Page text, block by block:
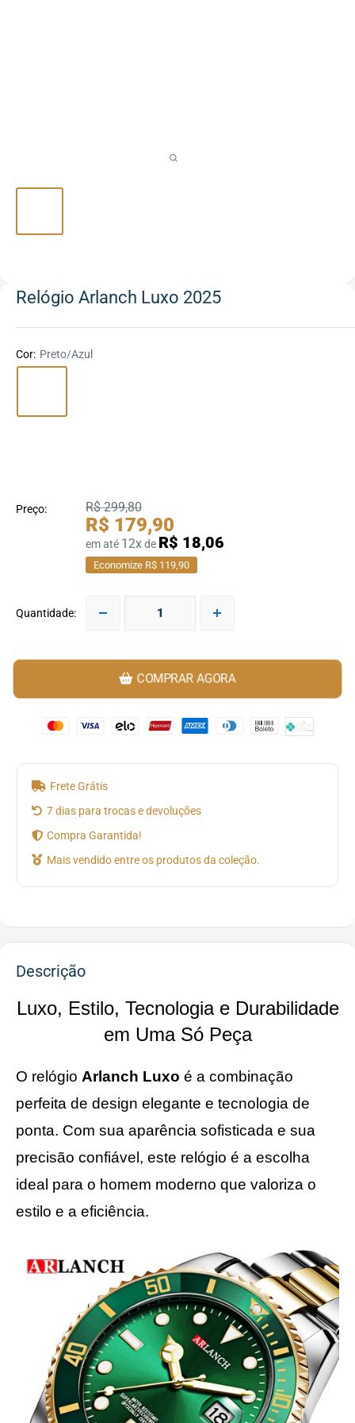
Relógio Arlanch Luxo 2025
Cor: Preto/Azul
Preço: R$ 299,80
R$ 179,90
em até 12xde R$ 18,06
Economize R$ 119,90
Quantidade:
COMPRAR AGORA
Frete Grátis
7 dias para trocas e devoluções
Compra Garantida!
Mais vendido entre os produtos da coleção.
Descrição
Luxo, Estilo, Tecnologia e Durabilidade
em Uma Só Peça
O relógio Arlanch Luxo é a combinação
perfeita de design elegante e tecnologia de
ponta. Com sua aparência sofisticada e sua
precisão confiável, este relógio é a escolha
ideal para o homem moderno que valoriza o
estilo e a eficiência.